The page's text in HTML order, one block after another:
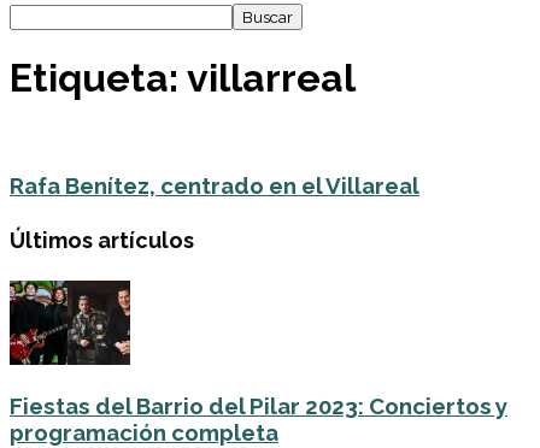
Etiqueta: villarreal
Rafa Benítez, centrado en el Villareal
Últimos artículos
Fiestas del Barrio del Pilar 2023: Conciertos y
programación completa